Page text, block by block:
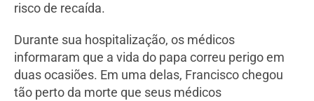
risco de recaída.
Durante sua hospitalização, os médicos
informaram que a vida do papa correu perigo em
duas ocasiões. Em uma delas, Francisco chegou
tão perto da morte que seus médicos